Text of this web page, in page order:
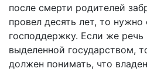
после смерти родителей
провел десять лет, то нужно
господдержку. Если же речь
выделенной государством,
должен понимать, что